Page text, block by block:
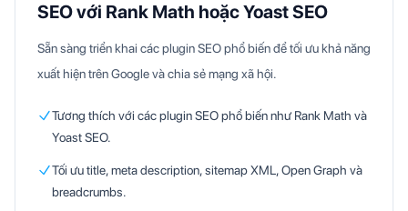
SEO với Rank Math hoặc Yoast SEO
Sẵn sàng triển khai các plugin SEO phổ biến để tối ưu khả năng
xuất hiện trên Google và chia sẻ mạng xã hội.
Tương thích với các plugin SEO phổ biến như Rank Math và
Yoast SEO.
Tối ưu title, meta description, sitemap XML, Open Graph và
breadcrumbs.